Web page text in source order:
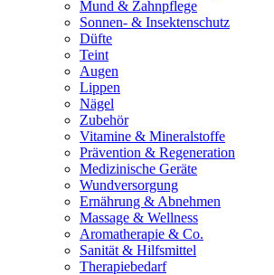
Mund & Zahnpflege
Sonnen- & Insektenschutz
Düfte
Teint
Augen
Lippen
Nägel
Zubehör
Vitamine & Mineralstoffe
Prävention & Regeneration
Medizinische Geräte
Wundversorgung
Ernährung & Abnehmen
Massage & Wellness
Aromatherapie & Co.
Sanität & Hilfsmittel
Therapiebedarf